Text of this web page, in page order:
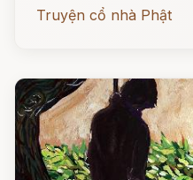
Truyện cổ nhà Phật